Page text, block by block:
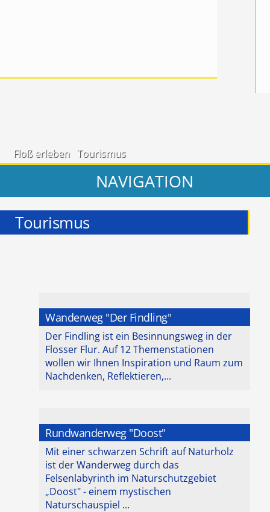
Floß erleben Tourismus
NAVIGATION
Tourismus
Wanderweg "Der Findling"
Der Findling ist ein Besinnungsweg in der
Flosser Flur. Auf 12 Themenstationen
wollen wir Ihnen Inspiration und Raum zum
Nachdenken, Reflektieren,...
Rundwanderweg "Doost"
Mit einer schwarzen Schrift auf Naturholz
ist der Wanderweg durch das
Felsenlabyrinth im Naturschutzgebiet
„Doost" - einem mystischen
Naturschauspiel ...